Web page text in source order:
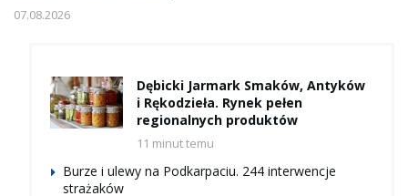
07.08.2026
Dębicki Jarmark Smaków, Antyków
i Rękodzieła. Rynek pełen
regionalnych produktów
11 minut temu
Burze i ulewy na Podkarpaciu. 244 interwencje
strażaków